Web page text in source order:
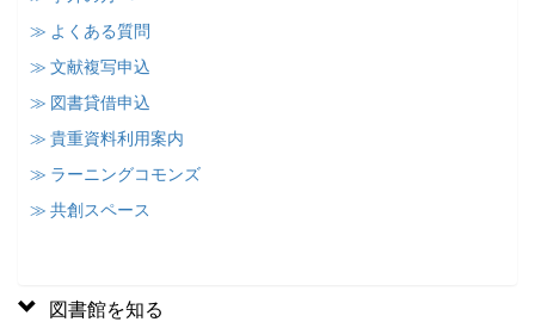
≫ よくある質問
≫ 文献複写申込
≫ 図書貸借申込
≫ 貴重資料利用案内
≫ ラーニングコモンズ
≫ 共創スペース
図書館を知る